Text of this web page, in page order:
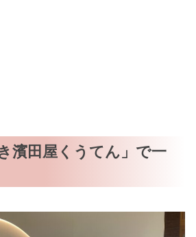
濱田屋くうてん」で一